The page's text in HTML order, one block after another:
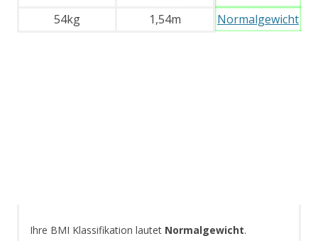
54kg 1,54m Normalgewicht
Ihre BMI Klassifikation lautet Normalgewicht.